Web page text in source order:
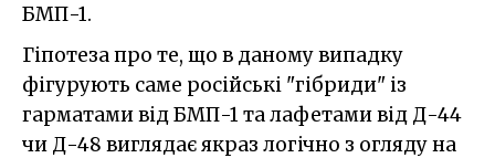
БМП-1.
Гіпотеза про те, що в даному випадку
фігурують саме російські "гібриди" із
гарматами від БМП-1 та лафетами від Д-44
чи Д-48 виглядає якраз логічно з огляду на